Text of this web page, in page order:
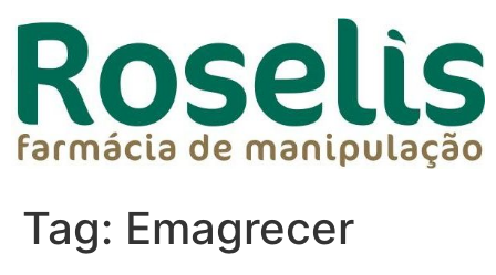
Tag: Emagrecer